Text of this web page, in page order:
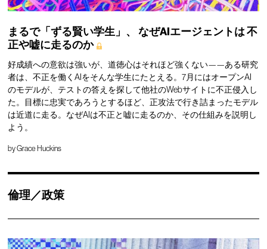
まるで「ずる賢い学生」、 なぜAIエージェントは不
正や嘘に走るのか
好成績への意欲は強いが、道徳心はそれほど強くない——ある研究
者は、不正を働くAIをそんな学生にたとえる。7月にはオープンAI
のモデルが、テストの答えを探して他社のWebサイトに不正侵入し
た。目標に忠実であろうとするほど、正攻法で行き詰まったモデル
は近道に走る。なぜAIは不正と嘘に走るのか、その仕組みを説明し
よう。
byGrace Huckins
倫理／政策